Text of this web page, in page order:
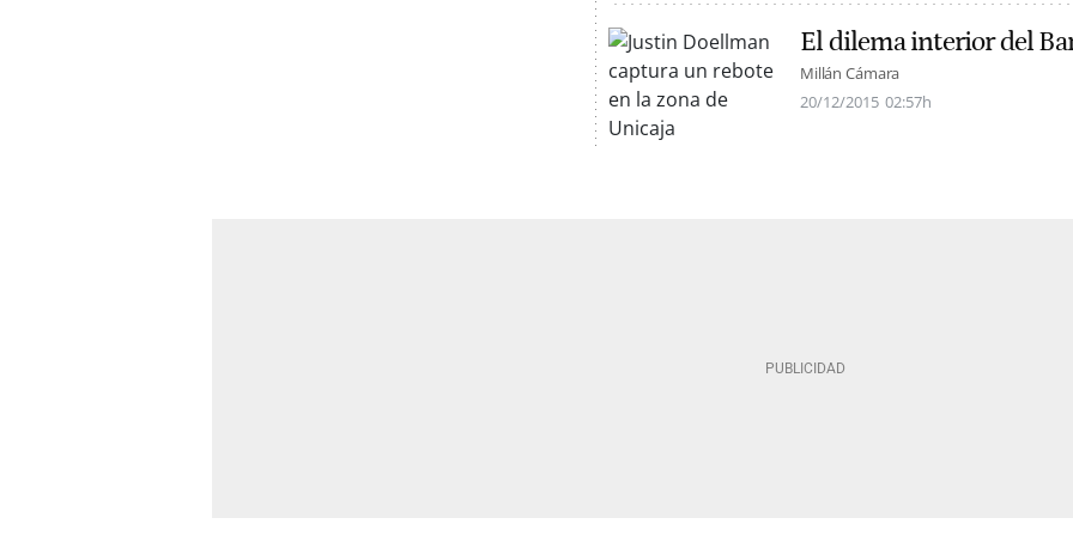
El dilema interior del
Millán Cámara
20/12/2015 02:57h